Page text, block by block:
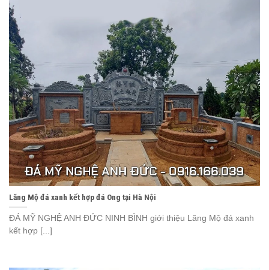
Lăng Mộ đá xanh kết hợp đá Ong tại Hà Nội
ĐÁ MỸ NGHỆ ANH ĐỨC NINH BÌNH giới thiệu Lăng Mộ đá xanh
kết hợp [...]